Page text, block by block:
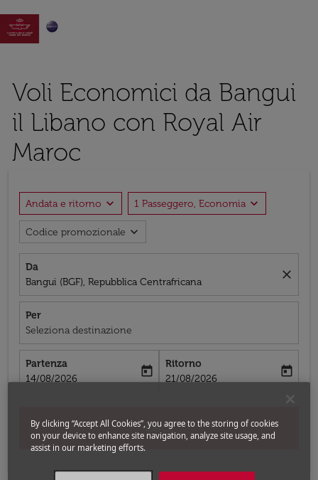

Voli Economici da Bangui
il Libano con Royal Air
Maroc
Andata e ritorno expand_more 1 Passeggero, Economia expand_more
Codice promozionale expand_more
Da
Bangui (BGF), Repubblica Centrafricana
close
Per
Seleziona destinazione
Partenza
fc-booking-departure-date-aria-label
14/08/2026
today
Ritorno
fc-booking-return-date-aria-label
21/08/2026
today
Cerca
By clicking “Accept All Cookies”, you agree to the storing of cookies
on your device to enhance site navigation, analyze site usage, and
assist in our marketing efforts.